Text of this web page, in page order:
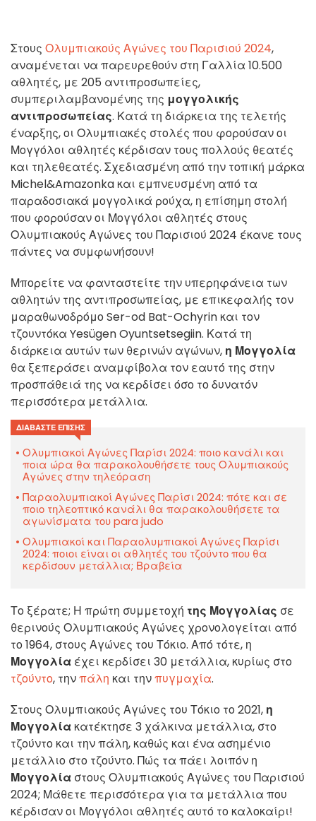
Στους Ολυμπιακούς Αγώνες του Παρισιού 2024,
αναμένεται να παρευρεθούν στη Γαλλία 10.500
αθλητές, με 205 αντιπροσωπείες,
συμπεριλαμβανομένης της μογγολικής
αντιπροσωπείας. Κατά τη διάρκεια της τελετής
έναρξης, οι Ολυμπιακές στολές που φορούσαν οι
Μογγόλοι αθλητές κέρδισαν τους πολλούς θεατές
και τηλεθεατές. Σχεδιασμένη από την τοπική μάρκα
Michel&Amazonka και εμπνευσμένη από τα
παραδοσιακά μογγολικά ρούχα, η επίσημη στολή
που φορούσαν οι Μογγόλοι αθλητές στους
Ολυμπιακούς Αγώνες του Παρισιού 2024 έκανε τους
πάντες να συμφωνήσουν!
Μπορείτε να φανταστείτε την υπερηφάνεια των
αθλητών της αντιπροσωπείας, με επικεφαλής τον
μαραθωνοδρόμο Ser-od Bat-Ochyrin και τον
τζουντόκα Yesügen Oyuntsetsegiin. Κατά τη
διάρκεια αυτών των θερινών αγώνων, η Μογγολία
θα ξεπεράσει αναμφίβολα τον εαυτό της στην
προσπάθειά της να κερδίσει όσο το δυνατόν
περισσότερα μετάλλια.
ΔΙΑΒΆΣΤΕ ΕΠΊΣΗΣ
Ολυμπιακοί Αγώνες Παρίσι 2024: ποιο κανάλι και
ποια ώρα θα παρακολουθήσετε τους Ολυμπιακούς
Αγώνες στην τηλεόραση
Παραολυμπιακοί Αγώνες Παρίσι 2024: πότε και σε
ποιο τηλεοπτικό κανάλι θα παρακολουθήσετε τα
αγωνίσματα του para judo
Ολυμπιακοί και Παραολυμπιακοί Αγώνες Παρίσι
2024: ποιοι είναι οι αθλητές του τζούντο που θα
κερδίσουν μετάλλια; Βραβεία
Το ξέρατε; Η πρώτη συμμετοχή της Μογγολίας σε
θερινούς Ολυμπιακούς Αγώνες χρονολογείται από
το 1964, στους Αγώνες του Τόκιο. Από τότε, η
Μογγολία έχει κερδίσει 30 μετάλλια, κυρίως στο
τζούντο, τηνπάλη και τηνπυγμαχία.
Στους Ολυμπιακούς Αγώνες του Τόκιο το 2021, η
Μογγολία κατέκτησε 3 χάλκινα μετάλλια, στο
τζούντο και την πάλη, καθώς και ένα ασημένιο
μετάλλιο στο τζούντο. Πώς τα πάει λοιπόν η
Μογγολία στους Ολυμπιακούς Αγώνες του Παρισιού
2024; Μάθετε περισσότερα για τα μετάλλια που
κέρδισαν οι Μογγόλοι αθλητές αυτό το καλοκαίρι!